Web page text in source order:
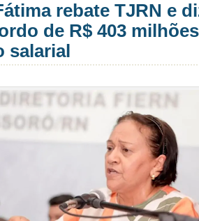
rebate TJRN e
de R$ 403
salarial